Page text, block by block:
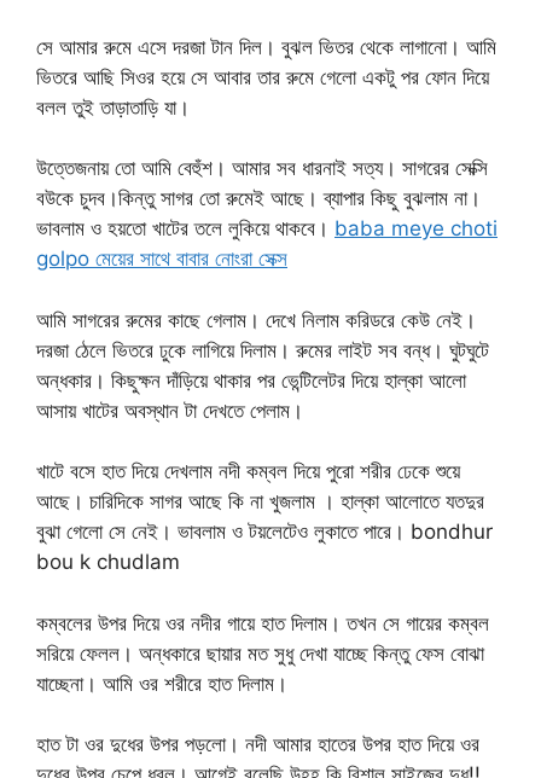
সে আমার রুমে এসে দরজা টান দিল। বুঝল ভিতর থেকে লাগানো। আমি
ভিতরে আছি সিওর হয়ে সে আবার তার রুমে গেলো একটু পর ফোন দিয়ে
বলল তুই তাড়াতাড়ি যা।
উত্তেজনায় তো আমি বেহুঁশ। আমার সব ধারনাই সত্য। সাগরের সেক্সি
বউকে চুদব।কিন্তু সাগর তো রুমেই আছে। ব্যাপার কিছু বুঝলাম না।
ভাবলাম ও হয়তো খাটের তলে লুকিয়ে থাকবে। baba meye choti
golpo মেয়ের সাথে বাবার নোংরা সেক্স
আমি সাগরের রুমের কাছে গেলাম। দেখে নিলাম করিডরে কেউ নেই।
দরজা ঠেলে ভিতরে ঢুকে লাগিয়ে দিলাম। রুমের লাইট সব বন্ধ। ঘুটঘুটে
অন্ধকার। কিছুক্ষন দাঁড়িয়ে থাকার পর ভেন্টিলেটর দিয়ে হাল্কা আলো
আসায় খাটের অবস্থান টা দেখতে পেলাম।
খাটে বসে হাত দিয়ে দেখলাম নদী কম্বল দিয়ে পুরো শরীর ঢেকে শুয়ে
আছে। চারিদিকে সাগর আছে কি না খুজলাম । হাল্কা আলোতে যতদুর
বুঝা গেলো সে নেই। ভাবলাম ও টয়লেটেও লুকাতে পারে। bondhur
bou k chudlam
কম্বলের উপর দিয়ে ওর নদীর গায়ে হাত দিলাম। তখন সে গায়ের কম্বল
সরিয়ে ফেলল। অন্ধকারে ছায়ার মত সুধু দেখা যাচ্ছে কিন্তু ফেস বোঝা
যাচ্ছেনা। আমি ওর শরীরে হাত দিলাম।
হাত টা ওর দুধের উপর পড়লো। নদী আমার হাতের উপর হাত দিয়ে ওর